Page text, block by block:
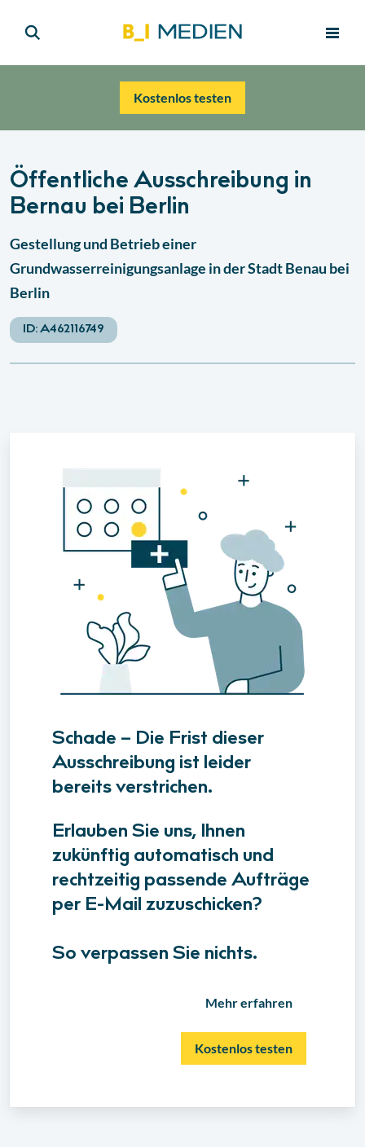
Kostenlos testen
Öffentliche Ausschreibung in
Bernau bei Berlin
Gestellung und Betrieb einer
Grundwasserreinigungsanlage in der Stadt Benau bei
Berlin
ID:A462116749
Schade – Die Frist dieser
Ausschreibung ist leider
bereits verstrichen.
Erlauben Sie uns, Ihnen
zukünftig automatisch und
rechtzeitig passende Aufträge
per E-Mail zuzuschicken?
So verpassen Sie nichts.
Mehr erfahren
Kostenlos testen